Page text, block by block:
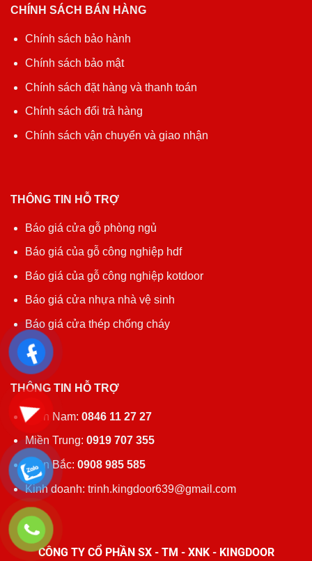
CHÍNH SÁCH BÁN HÀNG
Chính sách bảo hành
Chính sách bảo mật
Chính sách đặt hàng và thanh toán
Chính sách đổi trả hàng
Chính sách vận chuyển và giao nhận
THÔNG TIN HỖ TRỢ
Báo giá cửa gỗ phòng ngủ
Báo giá của gỗ công nghiệp hdf
Báo giá của gỗ công nghiệp kotdoor
Báo giá cửa nhựa nhà vệ sinh
Báo giá cửa thép chống cháy
THÔNG TIN HỖ TRỢ
Miền Nam: 0846 11 27 27
Miền Trung: 0919 707 355
Miền Bắc: 0908 985 585
Kinh doanh: trinh.kingdoor639@gmail.com
CÔNG TY CỔ PHẦN SX - TM - XNK - KINGDOOR